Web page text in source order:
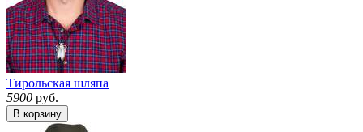
Тирольская шляпа
5900 руб.
В корзину